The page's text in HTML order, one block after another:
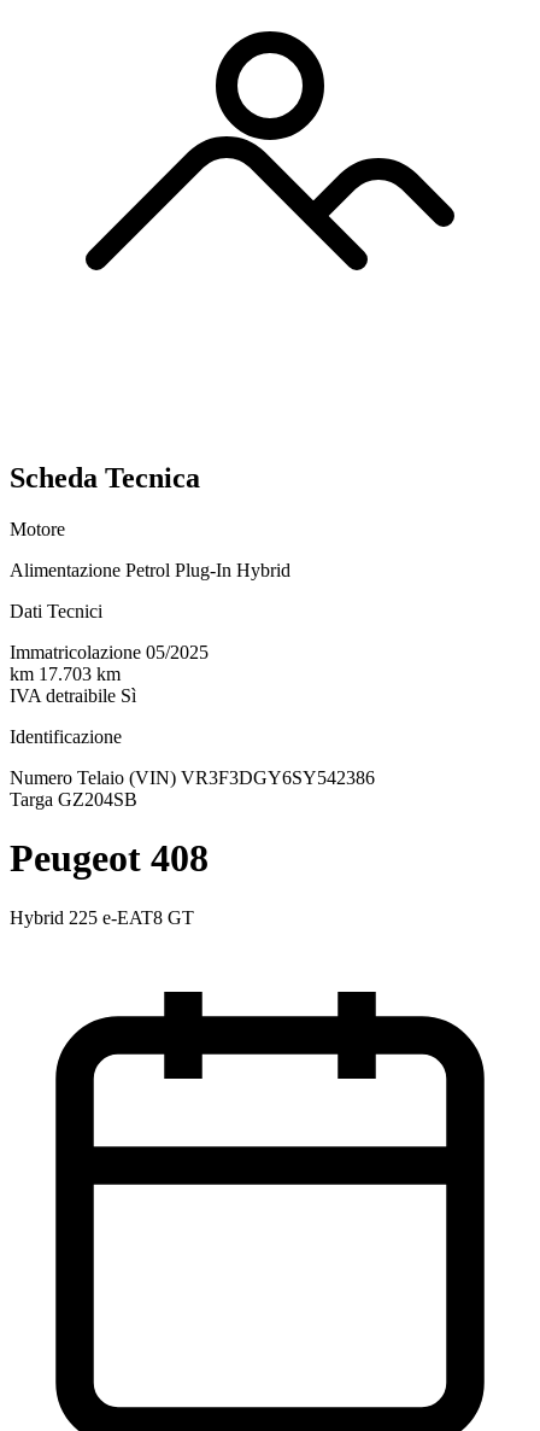
Scheda Tecnica
Motore
Alimentazione Petrol Plug-In Hybrid
Dati Tecnici
Immatricolazione 05/2025
km 17.703 km
IVA detraibile Sì
Identificazione
Numero Telaio (VIN) VR3F3DGY6SY542386
Targa GZ204SB
Peugeot 408
Hybrid 225 e-EAT8 GT